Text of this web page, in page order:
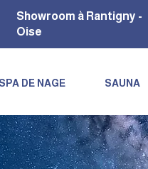
Showroom à Rantigny -
Oise
SPA DE NAGE SAUNA